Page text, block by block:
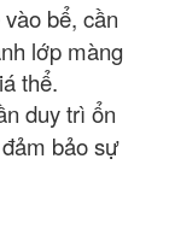
bể, cần
lớp màng
thể.
duy trì ổn
bảo sự